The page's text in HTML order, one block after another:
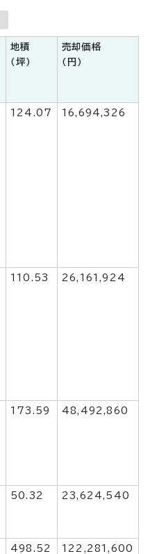
地積
（坪）
売却価格
（円）
124.07 16,694,326
110.53 26,161,924
173.59 48,492,860
50.32 23,624,540
498.52 122,281,600